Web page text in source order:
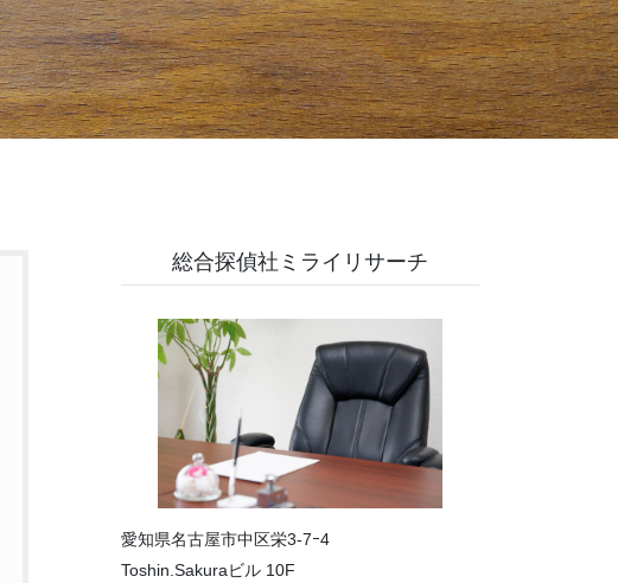
総合探偵社ミライリサーチ
愛知県名古屋市中区栄3-7ｰ4
Toshin.Sakuraビル 10F